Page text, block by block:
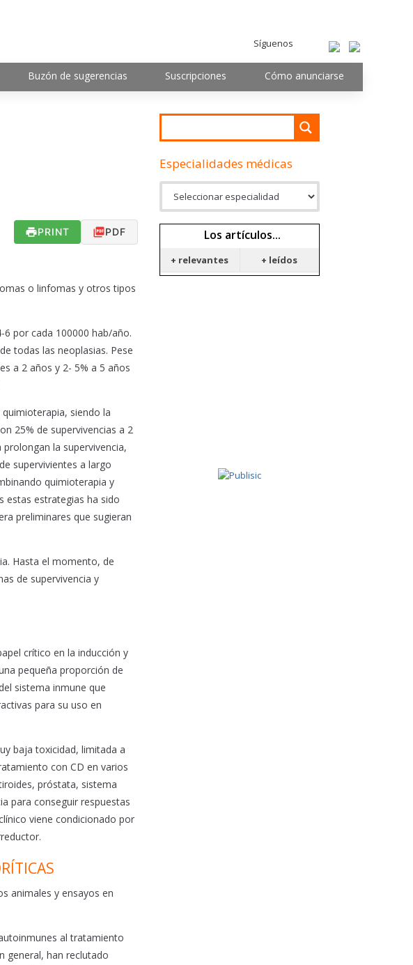
Síguenos
Buzón de sugerencias Suscripciones Cómo anunciarse
PRINT PDF
o linfomas y otros tipos
por cada 100000 hab/año.
todas las neoplasias. Pese
a 2 años y 2- 5% a 5 años
siendo la
25% de supervivencias a 2
la supervivencia,
supervivientes a largo
quimioterapia y
estas estrategias ha sido
preliminares que sugieran
Hasta el momento, de
de supervivencia y
crítico en la inducción y
pequeña proporción de
sistema inmune que
para su uso en
baja toxicidad, limitada a
con CD en varios
próstata, sistema
para conseguir respuestas
viene condicionado por
animales y ensayos en
al tratamiento
general, han reclutado
Especialidades médicas
Los artículos...
+ relevantes + leídos